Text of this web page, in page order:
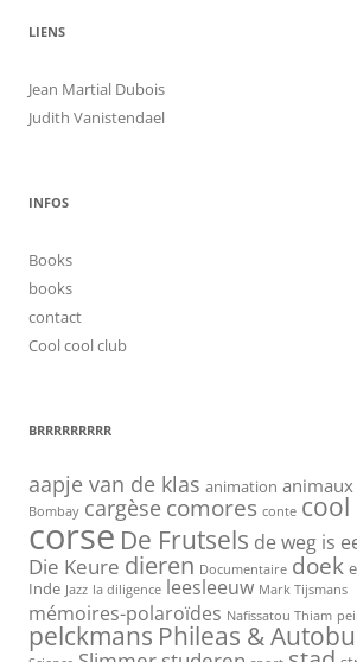
LIENS
Jean Martial Dubois
Judith Vanistendael
INFOS
Books
books
contact
Cool cool club
BRRRRRRRRR
aapje van de klas animation animaux
Bombay cargèse comores conte cool
corse De Frutsels de weg is
Die Keure dieren Documentaire doek
Inde Jazz la diligence leesleeuw Mark Tijsmans
mémoires-polaroïdes Nafissatou Thiam
pelckmans Phileas &